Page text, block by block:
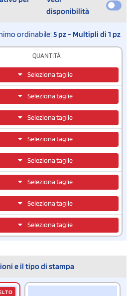
disponibilità
ordinabile:5 pz - Multipli di 1 pz
QUANTITÀ
Seleziona taglie
Seleziona taglie
Seleziona taglie
Seleziona taglie
Seleziona taglie
Seleziona taglie
Seleziona taglie
Seleziona taglie
e il tipo di stampa